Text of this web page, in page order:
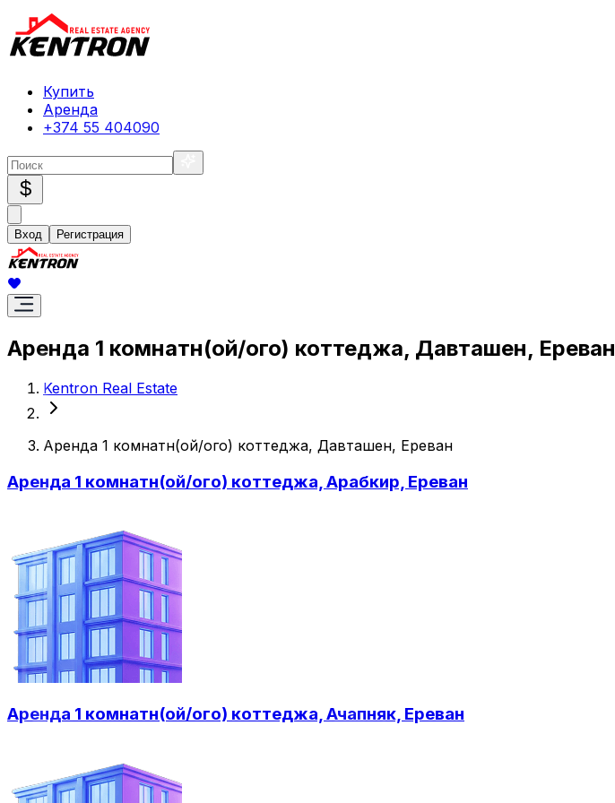
Купить
Аренда
+374 55 404090
$
Вход Регистрация
Аренда 1 комнатн(ой/ого) коттеджа, Давташен, Ереван
Kentron Real Estate
Аренда 1 комнатн(ой/ого) коттеджа, Давташен, Ереван
Аренда 1 комнатн(ой/ого) коттеджа, Арабкир, Ереван
Аренда 1 комнатн(ой/ого) коттеджа, Ачапняк, Ереван